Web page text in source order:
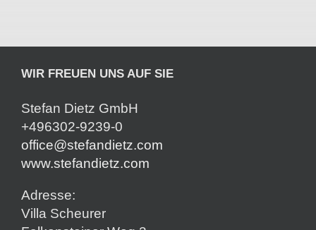
WIR FREUEN UNS AUF SIE
Stefan Dietz GmbH
+496302-9239-0
office@stefandietz.com
www.stefandietz.com
Adresse:
Villa Scheurer